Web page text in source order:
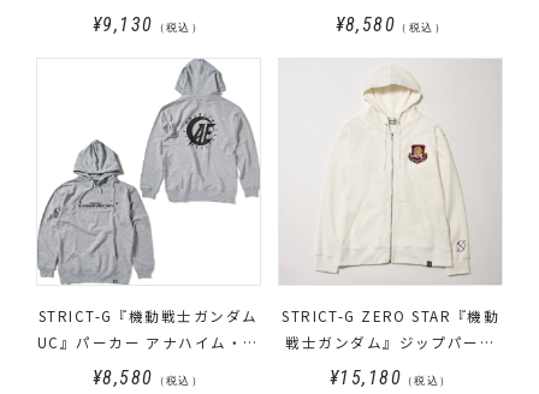
Stella122
¥9,130 （税込） ¥8,580 （税込）
STRICT-G『機動戦士ガンダム
UC』パーカー アナハイム・エ
レクトロニクス
¥8,580 （税込）
STRICT-G ZERO STAR『機動
戦士ガンダム』ジップパーカ
ー WHITE BASE
¥15,180 （税込）